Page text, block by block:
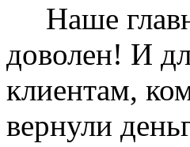
Наше
доволен! И
клиентам,
вернули